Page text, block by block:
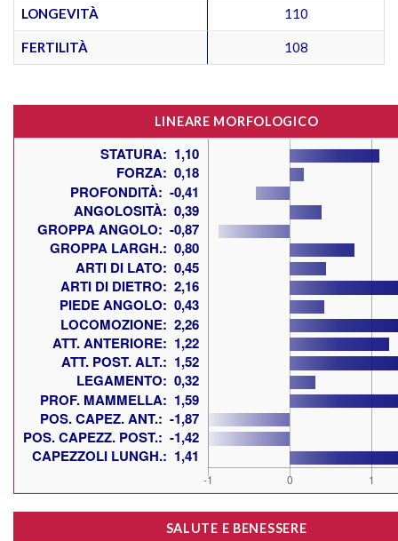
LONGEVITÀ 110
FERTILITÀ 108
LINEARE MORFOLOGICO
SALUTE E BENESSERE